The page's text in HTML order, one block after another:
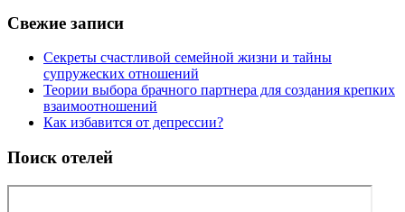
Свежие записи
Секреты счастливой семейной жизни и тайны
супружеских отношений
Теории выбора брачного партнера для создания крепких
взаимоотношений
Как избавится от депрессии?
Поиск отелей